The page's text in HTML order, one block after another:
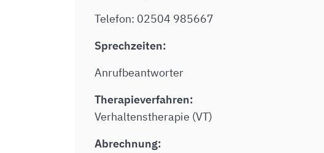
Telefon: 02504 985667
Sprechzeiten:
Anrufbeantworter
Therapieverfahren:
Verhaltenstherapie (VT)
Abrechnung: